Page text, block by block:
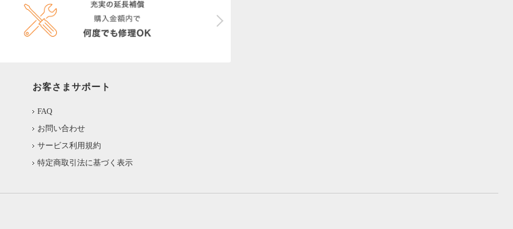
お客さまサポート
FAQ
お問い合わせ
サービス利用規約
特定商取引法に基づく表示